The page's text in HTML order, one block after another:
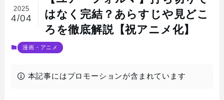
はなく完結？あらすじや見どこ
ろを徹底解説【祝アニメ化】
2025
4/04
漫画・アニメ
本記事にはプロモーションが含まれています